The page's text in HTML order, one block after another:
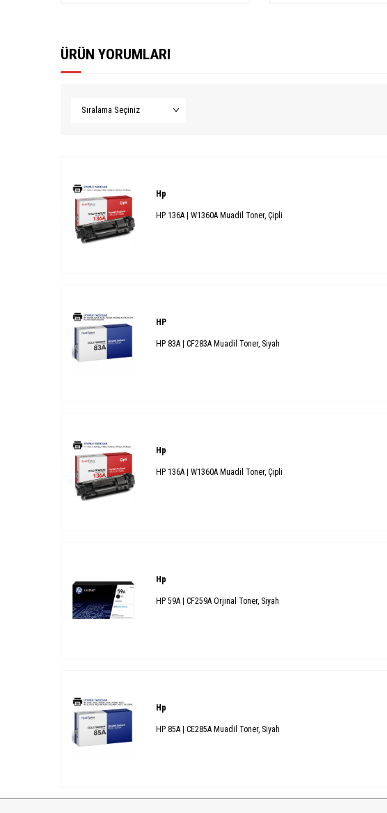
ÜRÜN YORUMLARI
Hp
HP 136A | W1360A Muadil Toner, Çipli
HP
HP 83A | CF283A Muadil Toner, Siyah
Hp
HP 136A | W1360A Muadil Toner, Çipli
Hp
HP 59A | CF259A Orjinal Toner, Siyah
Hp
HP 85A | CE285A Muadil Toner, Siyah